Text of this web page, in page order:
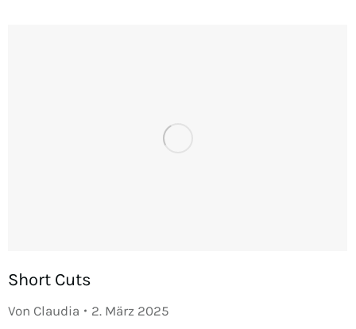
Short Cuts
Von Claudia
2. März 2025